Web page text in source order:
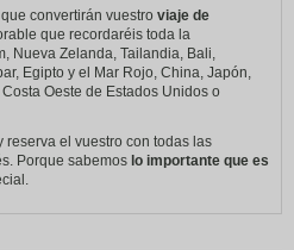
convertirán vuestro viaje de
que recordaréis toda la
Nueva Zelanda, Tailandia, Bali,
Egipto y el Mar Rojo, China, Japón,
Oeste de Estados Unidos o
reserva el vuestro con todas las
Porque sabemos lo importante que es